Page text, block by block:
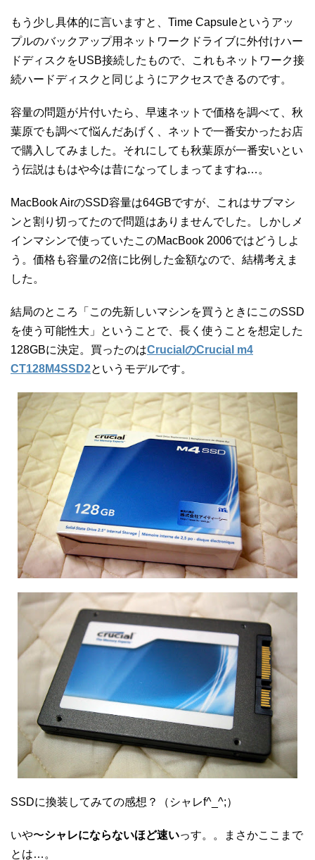
もう少し具体的に言いますと、Time Capsuleというアッ
プルのバックアップ用ネットワークドライブに外付けハー
ドディスクをUSB接続したもので、これもネットワーク接
続ハードディスクと同じようにアクセスできるのです。
容量の問題が片付いたら、早速ネットで価格を調べて、秋
葉原でも調べて悩んだあげく、ネットで一番安かったお店
で購入してみました。それにしても秋葉原が一番安いとい
う伝説はもはや今は昔になってしまってますね…。
MacBook AirのSSD容量は64GBですが、これはサブマシ
ンと割り切ってたので問題はありませんでした。しかしメ
インマシンで使っていたこのMacBook 2006ではどうしよ
う。価格も容量の2倍に比例した金額なので、結構考えま
した。
結局のところ「この先新しいマシンを買うときにこのSSD
を使う可能性大」ということで、長く使うことを想定した
128GBに決定。買ったのはCrucialのCrucial m4
CT128M4SSD2というモデルです。
SSDに換装してみての感想？（シャレf^_^;）
いや〜シャレにならないほど速いっす。。まさかここまで
とは…。